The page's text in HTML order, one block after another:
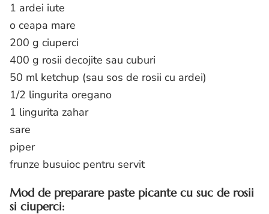
1 ardei iute
o ceapa mare
200 g ciuperci
400 g rosii decojite sau cuburi
50 ml ketchup (sau sos de rosii cu ardei)
1/2 lingurita oregano
1 lingurita zahar
sare
piper
frunze busuioc pentru servit
Mod de preparare paste picante cu suc de rosii
si ciuperci: